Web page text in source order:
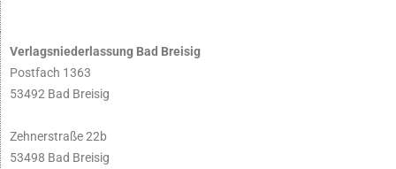
Verlagsniederlassung Bad Breisig
Postfach 1363
53492 Bad Breisig
Zehnerstraße 22b
53498 Bad Breisig